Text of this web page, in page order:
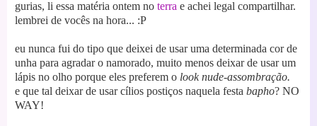
gurias, li essa matéria ontem no terra e achei legal compartilhar.
lembrei de vocês na hora... :P
eu nunca fui do tipo que deixei de usar uma determinada cor de
unha para agradar o namorado, muito menos deixar de usar um
lápis no olho porque eles preferem o look nude-assombração.
e que tal deixar de usar cílios postiços naquela festa bapho? NO
WAY!